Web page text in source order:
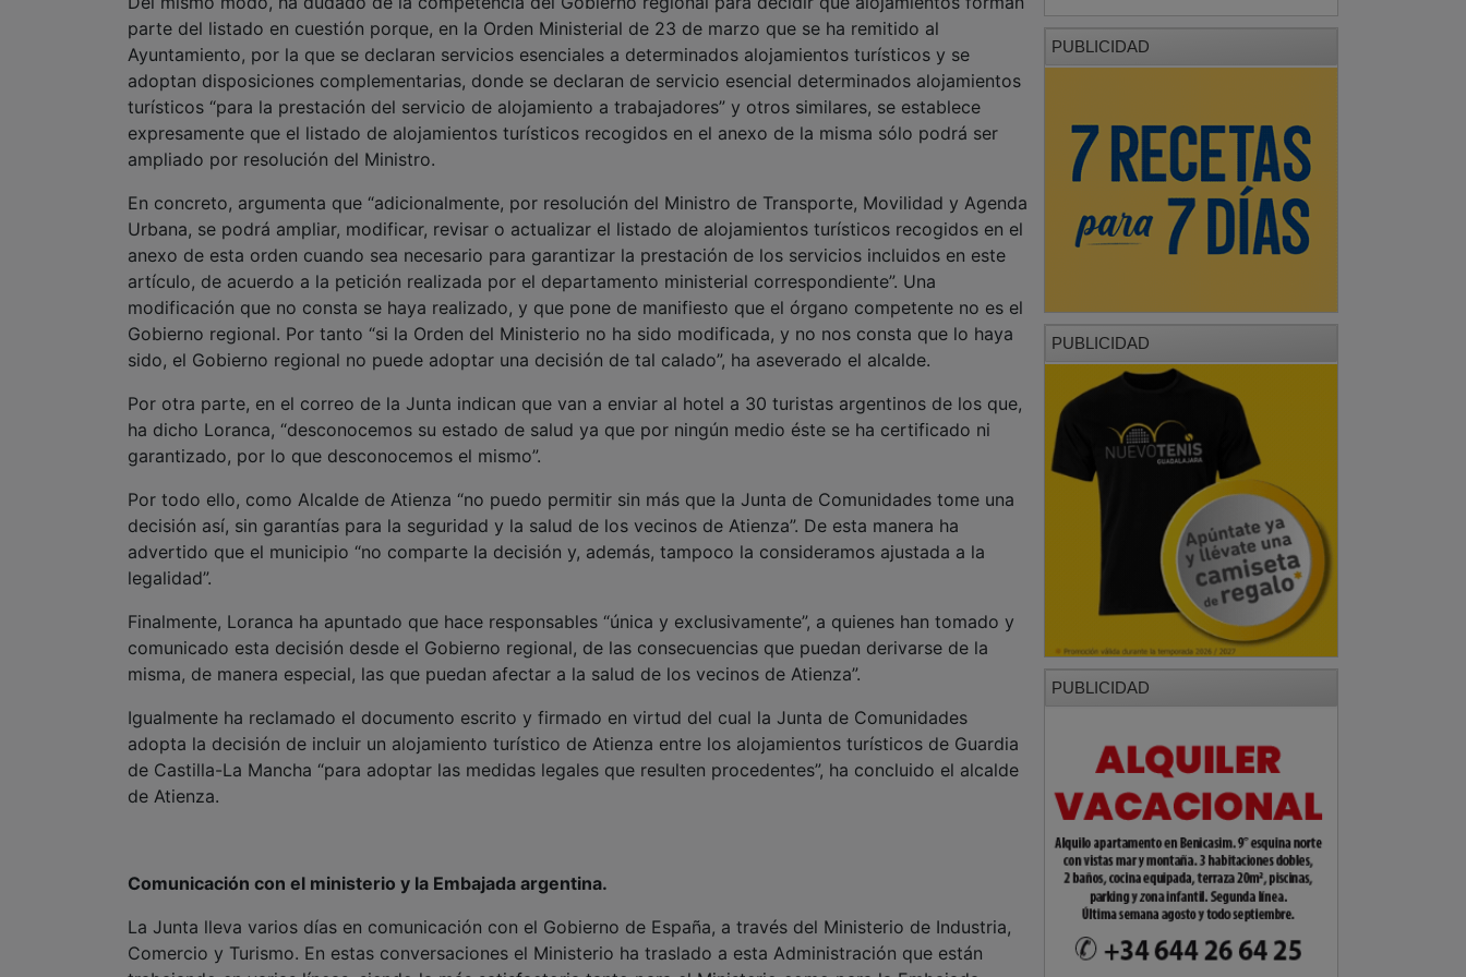
turísticos “para la prestación del servicio de alojamiento a trabajadores” y otros similares, se establece
expresamente que el listado de alojamientos turísticos recogidos en el anexo de la misma sólo podrá ser
ampliado por resolución del Ministro.
En concreto, argumenta que “adicionalmente, por resolución del Ministro de Transporte, Movilidad y Agenda
Urbana, se podrá ampliar, modificar, revisar o actualizar el listado de alojamientos turísticos recogidos en el
anexo de esta orden cuando sea necesario para garantizar la prestación de los servicios incluidos en este
artículo, de acuerdo a la petición realizada por el departamento ministerial correspondiente”. Una
modificación que no consta se haya realizado, y que pone de manifiesto que el órgano competente no es el
Gobierno regional. Por tanto “si la Orden del Ministerio no ha sido modificada, y no nos consta que lo haya
sido, el Gobierno regional no puede adoptar una decisión de tal calado”, ha aseverado el alcalde.
Por otra parte, en el correo de la Junta indican que van a enviar al hotel a 30 turistas argentinos de los que,
ha dicho Loranca, “desconocemos su estado de salud ya que por ningún medio éste se ha certificado ni
garantizado, por lo que desconocemos el mismo”.
Por todo ello, como Alcalde de Atienza “no puedo permitir sin más que la Junta de Comunidades tome una
decisión así, sin garantías para la seguridad y la salud de los vecinos de Atienza”. De esta manera ha
advertido que el municipio “no comparte la decisión y, además, tampoco la consideramos ajustada a la
legalidad”.
Finalmente, Loranca ha apuntado que hace responsables “única y exclusivamente”, a quienes han tomado y
comunicado esta decisión desde el Gobierno regional, de las consecuencias que puedan derivarse de la
misma, de manera especial, las que puedan afectar a la salud de los vecinos de Atienza”.
Igualmente ha reclamado el documento escrito y firmado en virtud del cual la Junta de Comunidades
adopta la decisión de incluir un alojamiento turístico de Atienza entre los alojamientos turísticos de Guardia
de Castilla-La Mancha “para adoptar las medidas legales que resulten procedentes”, ha concluido el alcalde
de Atienza.
Comunicación con el ministerio y la Embajada argentina.
trabajando en varias líneas, siendo la más satisfactoria tanto para el Ministerio como para la Embajada
argentina la repatriación de estas personas a su país.
PUBLICIDAD
PUBLICIDAD